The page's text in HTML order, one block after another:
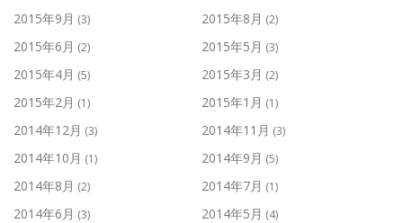
2015年9月 (3) 2015年8月 (2)
2015年6月 (2) 2015年5月 (3)
2015年4月 (5) 2015年3月 (2)
2015年2月 (1) 2015年1月 (1)
2014年12月 (3) 2014年11月 (3)
2014年10月 (1) 2014年9月 (5)
2014年8月 (2) 2014年7月 (1)
2014年6月 (3) 2014年5月 (4)